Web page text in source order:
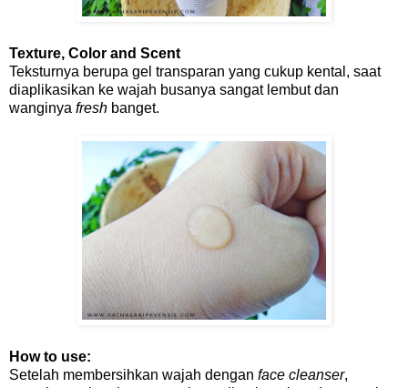
Texture, Color and Scent
Teksturnya berupa gel transparan yang cukup kental, saat
diaplikasikan ke wajah busanya sangat lembut dan
wanginya fresh banget.
How to use:
Setelah membersihkan wajah dengan face cleanser,